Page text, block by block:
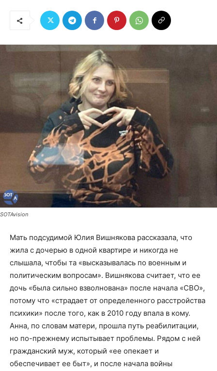
SOTAvision
Мать подсудимой Юлия Вишнякова рассказала, что
жила с дочерью в одной квартире и никогда не
слышала, чтобы та «высказывалась по военным и
политическим вопросам». Вишнякова считает, что ее
дочь «была сильно взволнована» после начала «СВО»,
потому что «страдает от определенного расстройства
психики» после того, как в 2010 году впала в кому.
Анна, по словам матери, прошла путь реабилитации,
но по-прежнему испытывает проблемы. Рядом с ней
гражданский муж, который «ее опекает и
обеспечивает ее быт», и после начала войны